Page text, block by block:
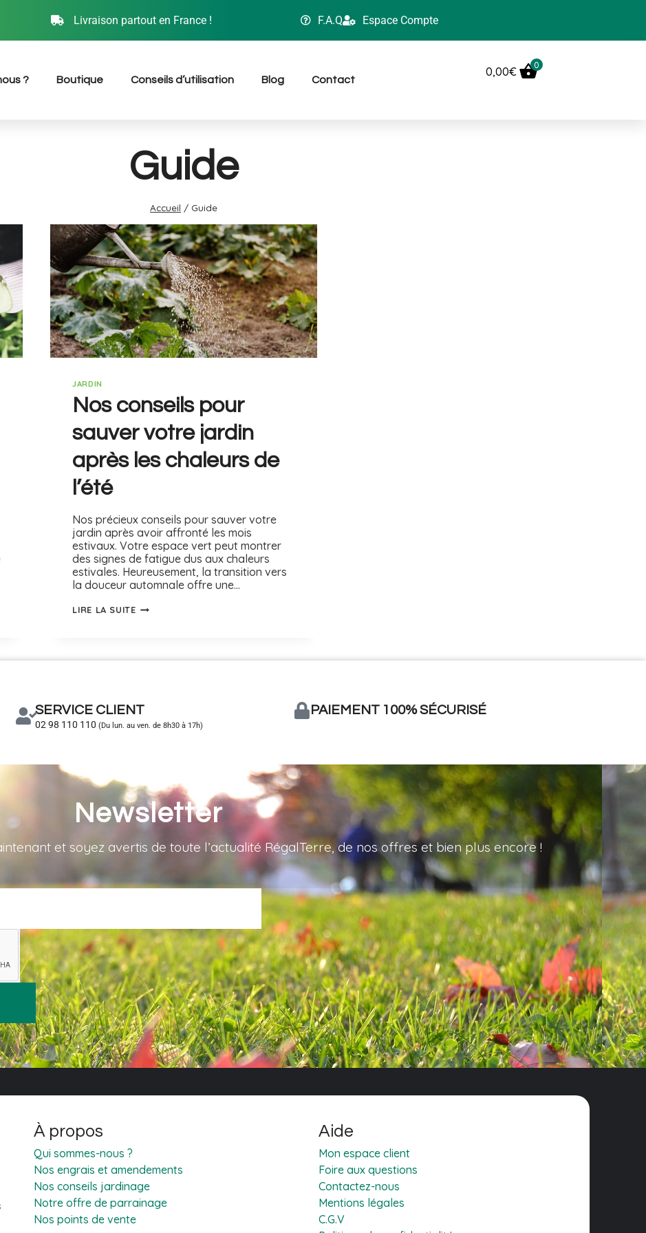
Livraison partout en France ! F.A.Q Espace Compte
? Boutique Conseils d’utilisation Blog Contact
0,00€ 0
Guide
Accueil / Guide
JARDIN
Nos conseils pour
sauver votre jardin
après les chaleurs de
l’été
Nos précieux conseils pour sauver votre
jardin après avoir affronté les mois
estivaux. Votre espace vert peut montrer
des signes de fatigue dus aux chaleurs
estivales. Heureusement, la transition vers
la douceur automnale offre une…
LIRE LA SUITE
SERVICE CLIENT
02 98 110 110 (Du lun. au ven. de 8h30 à 17h)
PAIEMENT 100% SÉCURISÉ
Newsletter
et soyez avertis de toute l’actualité RégalTerre, de nos offres et bien plus encore !
À propos
Qui sommes-nous ?
Nos engrais et amendements
Nos conseils jardinage
Notre offre de parrainage
Nos points de vente
Aide
Mon espace client
Foire aux questions
Contactez-nous
Mentions légales
C.G.V